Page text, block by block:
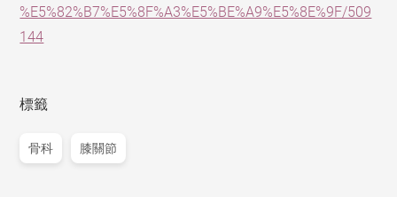
%E5%82%B7%E5%8F%A3%E5%BE%A9%E5%8E%9F/509
144
標籤
骨科 膝關節